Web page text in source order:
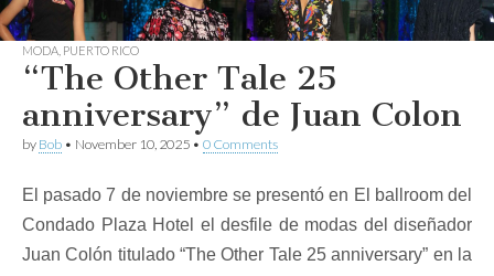
MODA PUERTO RICO
“The Other Tale 25
anniversary” de Juan Colon
by Bob • November 10, 2025 • 0 Comments
El pasado 7 de noviembre se presentó en El ballroom del
Condado Plaza Hotel el desfile de modas del diseñador
Juan Colón titulado “The Other Tale 25 anniversary” en la